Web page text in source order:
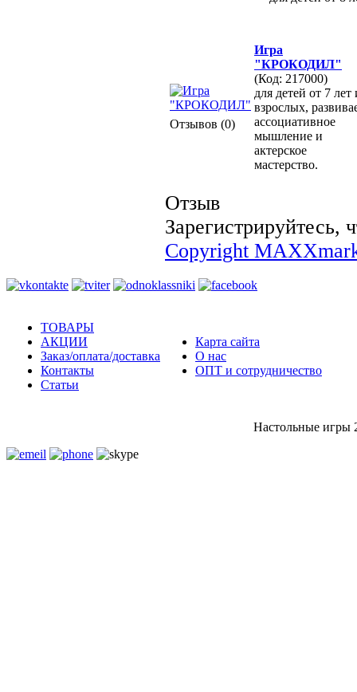
Отзывов (0)
Игра
"КРОКОДИЛ"
(Код: 217000)
для детей от 7 лет
взрослых,
ассоциативное
мышление и
актерское
мастерство.
Отзыв
Зарегистрируйтесь,
Copyright
ТОВАРЫ
АКЦИИ
Заказ/оплата/доставка
Контакты
Статьи
Карта сайта
О нас
ОПТ и сотрудничество